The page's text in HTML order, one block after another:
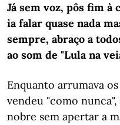
Já sem voz, pôs fim à
ia falar quase nada
sempre, abraço a
ao som de "Lula na
Enquanto arrumava
vendeu "como
nobre sem apertar a